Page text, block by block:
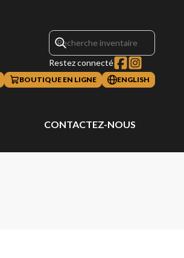
Restez connecté
BOUTIQUE EN LIGNE ENGLISH
CONTACTEZ-NOUS